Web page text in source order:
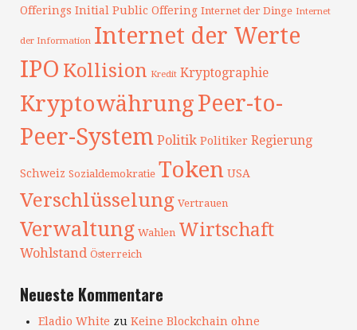
Offerings Initial Public Offering Internet der Dinge Internet
der Information Internet der Werte
IPO Kollision Kredit Kryptographie
KryptowährungPeer-to-
Peer-System Politik Politiker Regierung
Schweiz Sozialdemokratie Token USA
Verschlüsselung Vertrauen
Verwaltung Wahlen Wirtschaft
Wohlstand Österreich
Neueste Kommentare
Eladio White zu Keine Blockchain ohne